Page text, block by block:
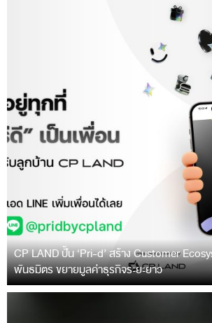
CP LAND ปั้น ‘Pri-d’ สร้าง Customer
พันธมิตร ขยายมูลค่าธุรกิจระยะยาว